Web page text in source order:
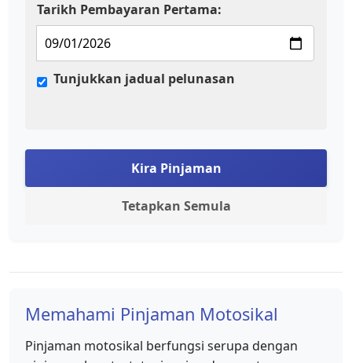
Tarikh Pembayaran Pertama:
Tunjukkan jadual pelunasan
Kira Pinjaman
Tetapkan Semula
Memahami Pinjaman Motosikal
Pinjaman motosikal berfungsi serupa dengan